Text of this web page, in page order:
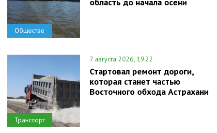
Общество
Транспорт
7 августа 2026, 19:22
Стартовал ремонт дороги,
которая станет частью
Восточного обхода Астрахани